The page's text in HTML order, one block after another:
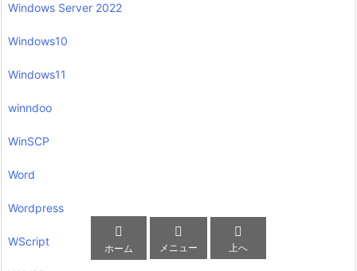
Windows Server 2022
Windows10
Windows11
winndoo
WinSCP
Word
Wordpress
WScript

ホーム

メニュー

上へ